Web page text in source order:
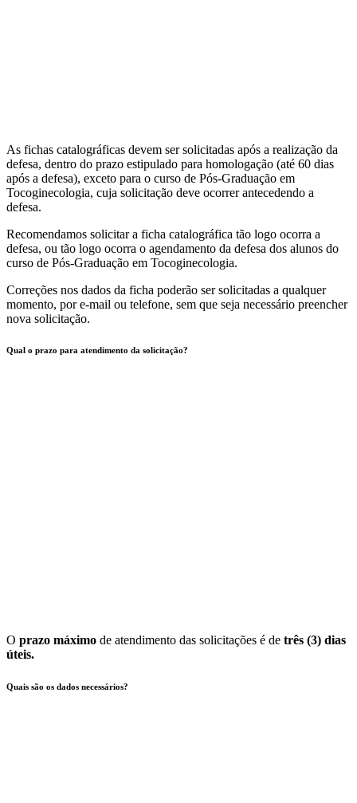
As fichas catalográficas devem ser solicitadas após a realização da
defesa, dentro do prazo estipulado para homologação (até 60 dias
após a defesa), exceto para o curso de Pós-Graduação em
Tocoginecologia, cuja solicitação deve ocorrer antecedendo a
defesa.
Recomendamos solicitar a ficha catalográfica tão logo ocorra a
defesa, ou tão logo ocorra o agendamento da defesa dos alunos do
curso de Pós-Graduação em Tocoginecologia.
Correções nos dados da ficha poderão ser solicitadas a qualquer
momento, por e-mail ou telefone, sem que seja necessário preencher
nova solicitação.
Qual o prazo para atendimento da solicitação?
O prazo máximo de atendimento das solicitações é de três (3) dias
úteis.
Quais são os dados necessários?